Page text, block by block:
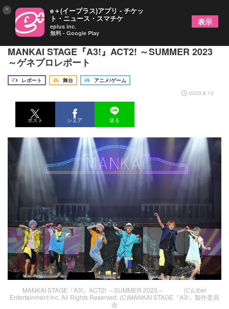
“コメディの夏組”を存分に楽しんじゃおう！
MANKAI STAGE『A3!』ACT2! ～SUMMER 2023
～ゲネプロレポート
レポート 舞台
アニメ/ゲーム
2023.8.13
ポスト シェア 送る
MANKAI STAGE『A3!』ACT2! ～SUMMER 2023～ (C)Liber
Entertainment Inc. All Rights Reserved. (C)MANKAI STAGE『A3!』製作委員
会
× e＋(イープラス)アプリ - チケッ
ト・ニュース・スマチケ
eplus inc.
無料 - Google Play
表示